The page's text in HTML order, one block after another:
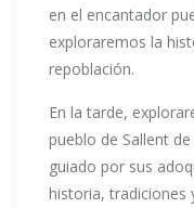
en el encantador
exploraremos la
repoblación.
En la tarde,
pueblo de Sallent
guiado por sus
historia, tradiciones